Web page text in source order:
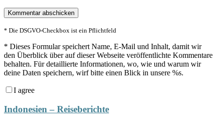
* Die DSGVO-Checkbox ist ein Pflichtfeld
* Dieses Formular speichert Name, E-Mail und Inhalt, damit wir
den Überblick über auf dieser Webseite veröffentlichte Kommentare
behalten. Für detaillierte Informationen, wo, wie und warum wir
deine Daten speichern, wirf bitte einen Blick in unsere %s.
I agree
Indonesien – Reiseberichte